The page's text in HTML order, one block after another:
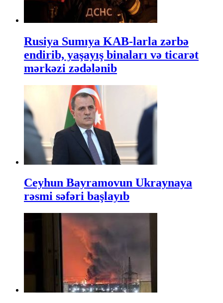
Rusiya Sumıya KAB-larla zərbə
endirib, yaşayış binaları və ticarət
mərkəzi zədələnib
Ceyhun Bayramovun Ukraynaya
rəsmi səfəri başlayıb